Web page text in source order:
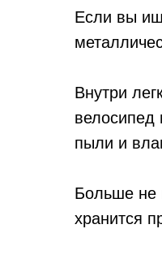
Если вы
Внутри
велосипед
пыли и
Больше не
хранится